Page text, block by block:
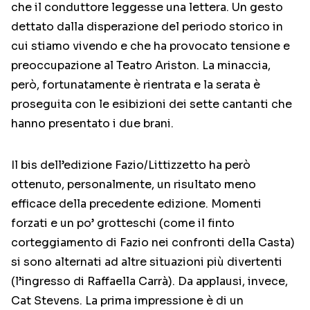
che il conduttore leggesse una lettera. Un gesto
dettato dalla disperazione del periodo storico in
cui stiamo vivendo e che ha provocato tensione e
preoccupazione al Teatro Ariston. La minaccia,
però, fortunatamente è rientrata e la serata è
proseguita con le esibizioni dei sette cantanti che
hanno presentato i due brani.
Il bis dell’edizione Fazio/Littizzetto ha però
ottenuto, personalmente, un risultato meno
efficace della precedente edizione. Momenti
forzati e un po’ grotteschi (come il finto
corteggiamento di Fazio nei confronti della Casta)
si sono alternati ad altre situazioni più divertenti
(l’ingresso di Raffaella Carrà). Da applausi, invece,
Cat Stevens. La prima impressione è di un